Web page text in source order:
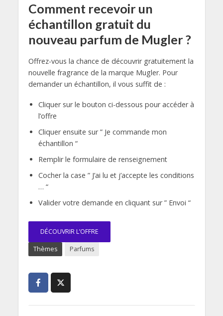
Comment recevoir un
échantillon gratuit du
nouveau parfum de Mugler ?
Offrez-vous la chance de découvrir gratuitement la
nouvelle fragrance de la marque Mugler. Pour
demander un échantillon, il vous suffit de :
Cliquer sur le bouton ci-dessous pour accéder à
l’offre
Cliquer ensuite sur ” Je commande mon
échantillon “
Remplir le formulaire de renseignement
Cocher la case ” J’ai lu et j’accepte les conditions
… “
Valider votre demande en cliquant sur ” Envoi “
DÉCOUVRIR L’OFFRE
Thèmes Parfums